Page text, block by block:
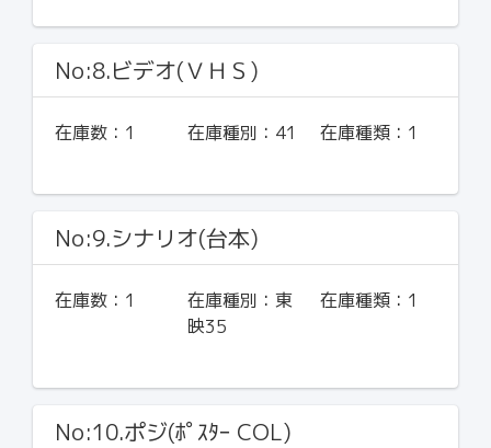
No:8.ビデオ(ＶＨＳ)
在庫数： 1 在庫種別： 41 在庫種類： 1
No:9.シナリオ(台本)
在庫数： 1 在庫種別： 東
映35
在庫種類： 1
No:10.ポジ(ﾎﾟｽﾀｰ COL)